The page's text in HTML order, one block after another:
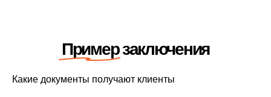
Какие документы получают клиенты